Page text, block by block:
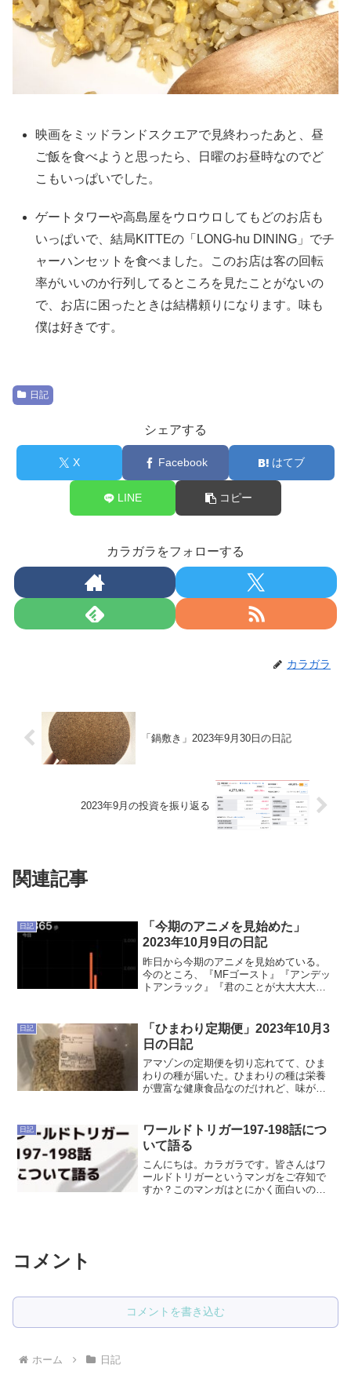
映画をミッドランドスクエアで見終わったあと、昼
ご飯を食べようと思ったら、日曜のお昼時なのでど
こもいっぱいでした。
ゲートタワーや高島屋をウロウロしてもどのお店も
いっぱいで、結局KITTEの「LONG-hu DINING」でチ
ャーハンセットを食べました。このお店は客の回転
率がいいのか行列してるところを見たことがないの
で、お店に困ったときは結構頼りになります。味も
僕は好きです。
日記
シェアする
X Facebook はてブ
LINE コピー
カラガラをフォローする
カラガラ
「鍋敷き」2023年9月30日の日記
2023年9月の投資を振り返る
関連記事
日記
「今期のアニメを見始めた」
2023年10月9日の日記
昨日から今期のアニメを見始めている。
今のところ、『MFゴースト』『アンデッ
トアンラック』『君のことが大大大大大
が好きだったのでとりあえず見てみた。
3Dの車...
日記
「ひまわり定期便」2023年10月3
日の日記
アマゾンの定期便を切り忘れてて、ひま
わりの種が届いた。ひまわりの種は栄養
が豊富な健康食品なのだけれど、味が素
うな人間がいるから定期便は割安なので
しょうね。綿毛布も届いた...
日記
ワールドトリガー197-198話につ
いて語る
こんにちは。カラガラです。皆さんはワ
ールドトリガーというマンガをご存知で
すか？このマンガはとにかく面白いので
コメント
コメントを書き込む
ホーム 日記